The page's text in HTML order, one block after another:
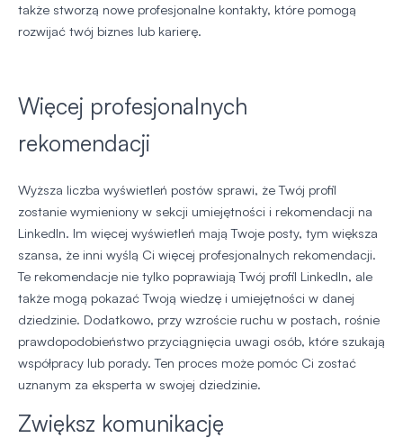
także stworzą nowe profesjonalne kontakty, które pomogą
rozwijać twój biznes lub karierę.
Więcej profesjonalnych
rekomendacji
Wyższa liczba wyświetleń postów sprawi, że Twój profil
zostanie wymieniony w sekcji umiejętności i rekomendacji na
LinkedIn. Im więcej wyświetleń mają Twoje posty, tym większa
szansa, że inni wyślą Ci więcej profesjonalnych rekomendacji.
Te rekomendacje nie tylko poprawiają Twój profil LinkedIn, ale
także mogą pokazać Twoją wiedzę i umiejętności w danej
dziedzinie. Dodatkowo, przy wzroście ruchu w postach, rośnie
prawdopodobieństwo przyciągnięcia uwagi osób, które szukają
współpracy lub porady. Ten proces może pomóc Ci zostać
uznanym za eksperta w swojej dziedzinie.
Zwiększ komunikację